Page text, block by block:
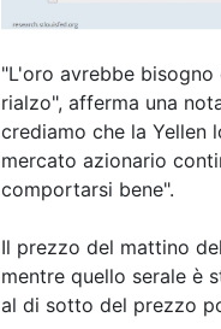
"L'oro avrebbe
rialzo", afferma una
crediamo che la Yellen
mercato azionario
comportarsi bene".
Il prezzo del mattino
mentre quello serale è
al di sotto del prezzo